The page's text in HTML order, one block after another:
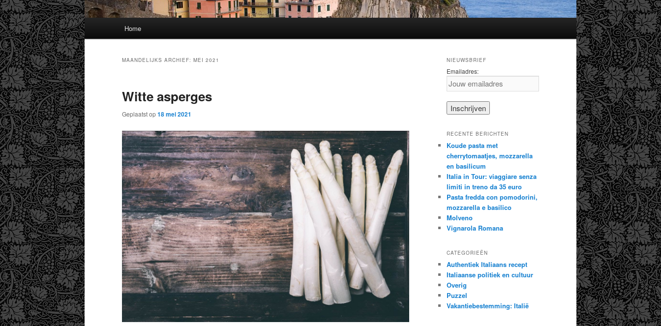
Home
MAANDELIJKS ARCHIEF: MEI 2021
Witte asperges
Geplaatst op18 mei 2021
NIEUWSBRIEF
Emailadres:
RECENTE BERICHTEN
Koude pasta met
cherrytomaatjes, mozzarella
en basilicum
Italia in Tour: viaggiare senza
limiti in treno da 35 euro
Pasta fredda con pomodorini,
mozzarella e basilico
Molveno
Vignarola Romana
CATEGORIEËN
Authentiek Italiaans recept
Italiaanse politiek en cultuur
Overig
Puzzel
Vakantiebestemming: Italië